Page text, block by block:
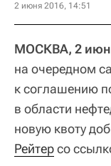
2 июня 2016, 14:51
МОСКВА, 2
на очередном
к соглашению
в области
новую квоту
Рейтерсо